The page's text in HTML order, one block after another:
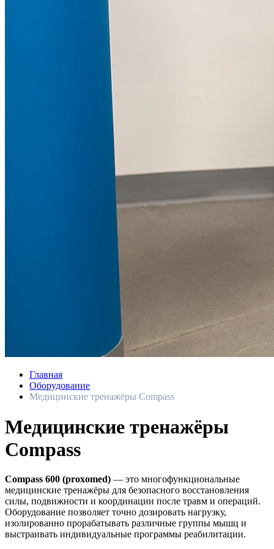
Главная
Оборудование
Медицинские тренажёры Compass
Медицинские тренажёры
Compass
Compass 600 (proxomed) — это многофункциональные
медицинские тренажёры для безопасного восстановления
силы, подвижности и координации после травм и операций.
Оборудование позволяет точно дозировать нагрузку,
изолированно прорабатывать различные группы мышц и
выстраивать индивидуальные программы реабилитации.